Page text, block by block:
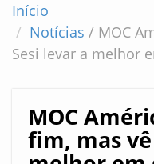
Início
Notícias / MOC
Sesi levar a melhor
MOC
fim, mas